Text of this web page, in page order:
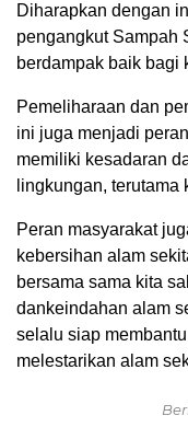
Diharapkan dengan
pengangkut Sampah
berdampak baik bagi
Pemeliharaan dan
ini juga menjadi
memiliki kesadaran
lingkungan,
Peran masyarakat
kebersihan alam
bersama sama kita
dankeindahan alam
selalu siap
melestarikan alam